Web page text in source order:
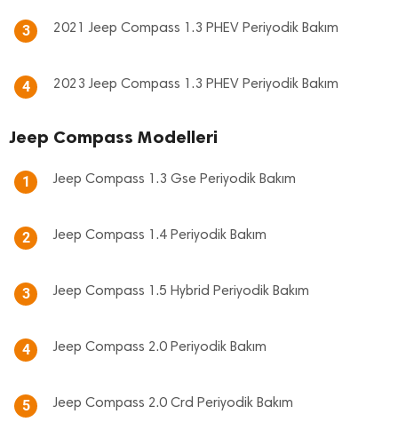
3 2021 Jeep Compass 1.3 PHEV Periyodik Bakım
4 2023 Jeep Compass 1.3 PHEV Periyodik Bakım
Jeep Compass Modelleri
1 Jeep Compass 1.3 Gse Periyodik Bakım
2 Jeep Compass 1.4 Periyodik Bakım
3 Jeep Compass 1.5 Hybrid Periyodik Bakım
4 Jeep Compass 2.0 Periyodik Bakım
5 Jeep Compass 2.0 Crd Periyodik Bakım